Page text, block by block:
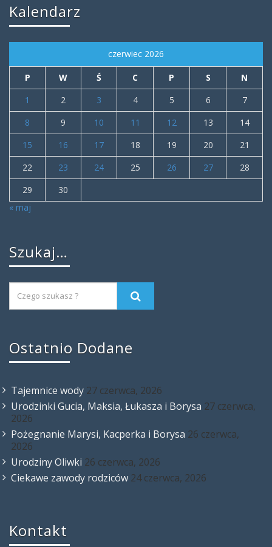
Kalendarz
czerwiec 2026
P W Ś C P S
N
1
2 3 4 5 6
7
8
9 10 11 12 13
14
15
16 17 18 19 20
21
22
23 24 25 26 27
28
29
30
« maj
Szukaj…
Ostatnio Dodane
Tajemnice wody 27 czerwca, 2026
Urodzinki Gucia, Maksia, Łukasza i Borysa 27 czerwca,
2026
Pożegnanie Marysi, Kacperka i Borysa 26 czerwca,
2026
Urodziny Oliwki 26 czerwca, 2026
Ciekawe zawody rodziców 24 czerwca, 2026
Kontakt